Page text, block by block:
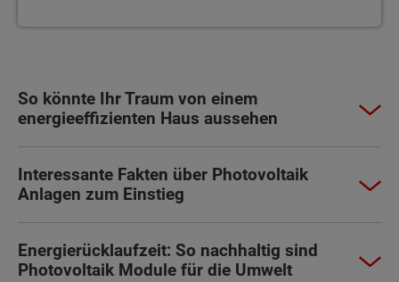
So könnte Ihr Traum von einem
energieeffizienten Haus aussehen
Interessante Fakten über Photovoltaik
Anlagen zum Einstieg
Energierücklaufzeit: So nachhaltig sind
Photovoltaik Module für die Umwelt